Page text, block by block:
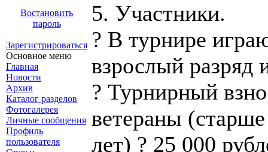
Востановить
пароль
Зарегистрироваться
Основное меню
Главная
Новости
Архив
Каталог разделов
Фотогалерея
Личные сообщения
Профиль
пользователя
5. Участники.
? В турнире
взрослый разряд
? Турнирный
ветераны
лет) ? 25 000